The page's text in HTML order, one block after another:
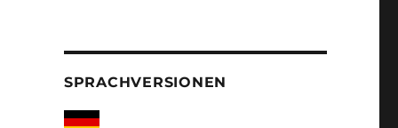
SPRACHVERSIONEN